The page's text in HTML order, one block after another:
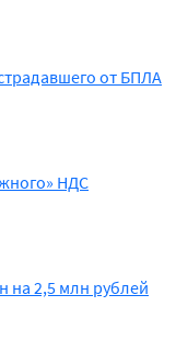
от БПЛА
НДС
на 2,5 млн рублей